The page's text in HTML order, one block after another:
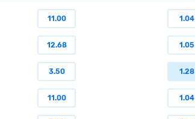
11.00 1.04
12.68 1.05
3.50 1.28
11.00 1.04